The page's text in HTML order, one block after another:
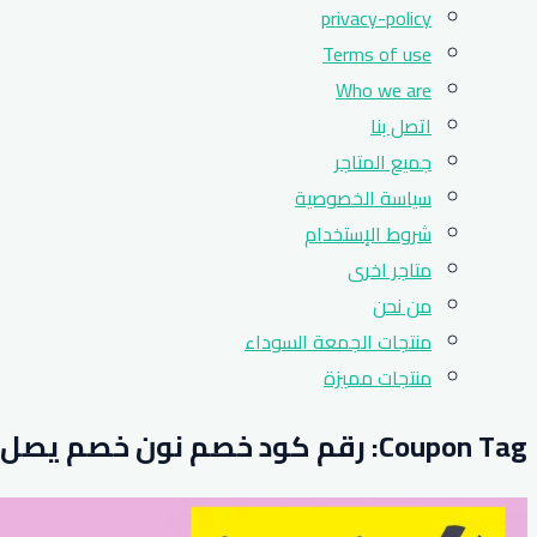
privacy-policy
Terms of use
Who we are
اتصل بنا
جميع المتاجر
سياسة الخصوصية
شروط الإستخدام
متاجر اخرى
من نحن
منتجات الجمعة السوداء
منتجات مميزة
Coupon Tag: رقم كود خصم نون خصم يصل الى 40% على كافة